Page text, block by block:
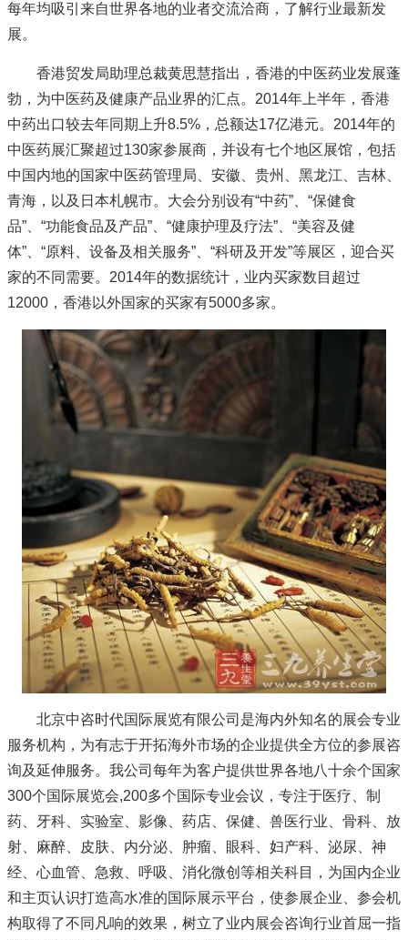
每年均吸引来自世界各地的业者交流洽商，了解行业最新发
展。
香港贸发局助理总裁黄思慧指出，香港的中医药业发展蓬
勃，为中医药及健康产品业界的汇点。2014年上半年，香港
中药出口较去年同期上升8.5%，总额达17亿港元。2014年的
中医药展汇聚超过130家参展商，并设有七个地区展馆，包括
中国内地的国家中医药管理局、安徽、贵州、黑龙江、吉林、
青海，以及日本札幌市。大会分别设有“中药”、“保健食
品”、“功能食品及产品”、“健康护理及疗法”、“美容及健
体”、“原料、设备及相关服务”、“科研及开发”等展区，迎合买
家的不同需要。2014年的数据统计，业内买家数目超过
12000，香港以外国家的买家有5000多家。
北京中咨时代国际展览有限公司是海内外知名的展会专业
服务机构，为有志于开拓海外市场的企业提供全方位的参展咨
询及延伸服务。我公司每年为客户提供世界各地八十余个国家
300个国际展览会,200多个国际专业会议，专注于医疗、制
药、牙科、实验室、影像、药店、保健、兽医行业、骨科、放
射、麻醉、皮肤、内分泌、肿瘤、眼科、妇产科、泌尿、神
经、心血管、急救、呼吸、消化微创等相关科目，为国内企业
和主页认识打造高水准的国际展示平台，使参展企业、参会机
构取得了不同凡响的效果，树立了业内展会咨询行业首屈一指